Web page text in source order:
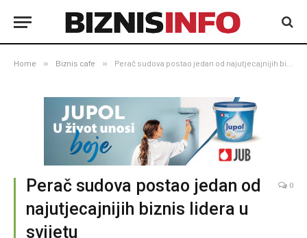
Home » Biznis cafe » Perač sudova postao jedan od najutjecajnijih biznis lidera u svijetu
Perač sudova postao jedan od
najutjecajnijih biznis lidera u
svijetu
0